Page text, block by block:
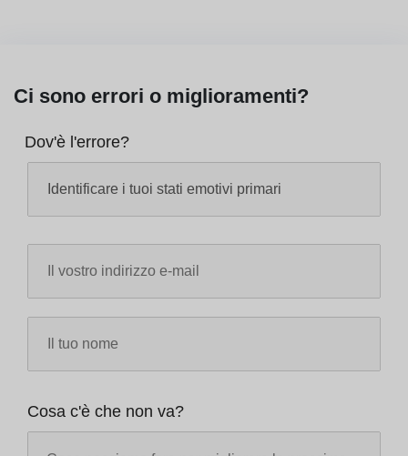
Ci sono errori o miglioramenti?
Dov'è l'errore?
Cosa c'è che non va?